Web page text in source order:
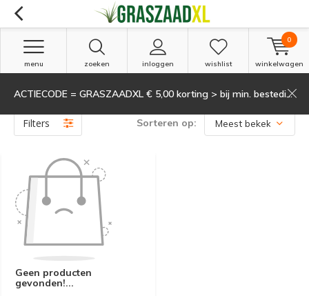
zoeken inloggen
menu wishlist winkelwagen
0
ACTIECODE = GRASZAADXL € 5,00 korting > bij min. besteding van 135,-
Producten getagd met MRL-free(0)
Filters Sorteren op:
Geen producten
gevonden!...